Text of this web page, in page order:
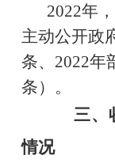
2022年
主动公开政
条、2022年
条）。
三、
情况